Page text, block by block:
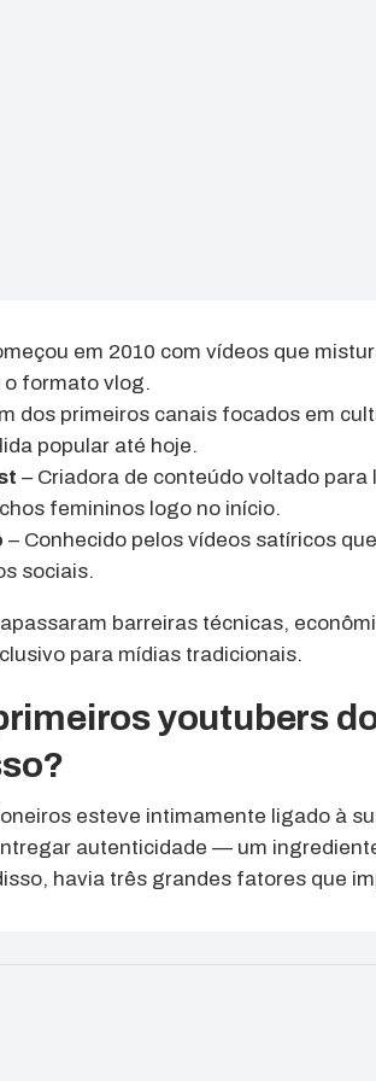
em 2010 com vídeos que
formato vlog.
dos primeiros canais focados em
popular até hoje.
– Criadora de conteúdo voltado
femininos logo no início.
– Conhecido pelos vídeos satíricos
sociais.
barreiras técnicas,
para mídias tradicionais.
youtubers
esteve intimamente ligado à
autenticidade — um
havia três grandes fatores que